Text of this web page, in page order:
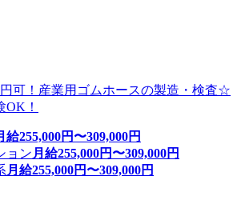
円可！産業用ゴムホースの製造・検査☆
！
給255,000円〜309,000円
ョン 月給255,000円〜309,000円
月給255,000円〜309,000円